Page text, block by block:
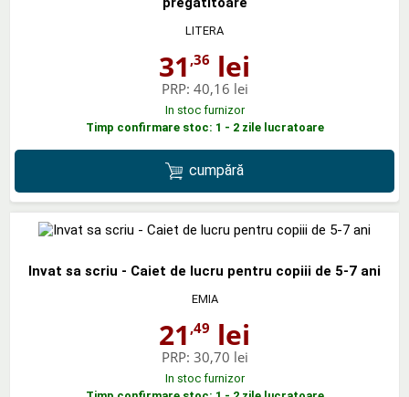
LITERA
31 ,36 lei
PRP: 40,16 lei
In stoc furnizor
Timp confirmare stoc: 1 - 2 zile lucratoare
cumpără
Invat sa scriu - Caiet de lucru pentru copiii de 5-7 ani
EMIA
21 ,49 lei
PRP: 30,70 lei
In stoc furnizor